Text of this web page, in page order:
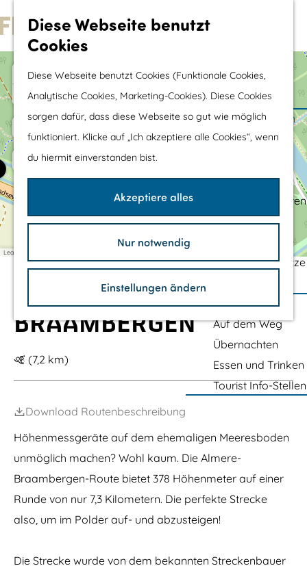
Diese Webseite benutzt
Cookies
Diese Webseite benutzt Cookies (Funktionale Cookies,
Analytische Cookies, Marketing-Cookies). Diese Cookies
sorgen dafür, dass diese Webseite so gut wie möglich
funktioniert. Klicke auf „Ich akzeptiere alle Cookies“, wenn
du hiermit einverstanden bist.
Akzeptiere alles
Nur notwendig
Einstellungen ändern
e
h
n
S
e
z
u
r
Shopping
Die schönsten Routen
Wandern
Rennradfahren
Schaluppenfahren
Mountainbiking
Fahrradrastplätze
Ihren Besuch Planen
Auf dem Weg
Übernachten
Essen und Trinken
Tourist Info-Stellen
+
−
Leaflet
MTB-ROUTE
BRAAMBERGEN
(7,2 km)
Download Routenbeschreibung
Höhenmessgeräte auf dem ehemaligen Meeresboden
unmöglich machen? Wohl kaum. Die Almere-
Braambergen-Route bietet 378 Höhenmeter auf einer
Runde von nur 7,3 Kilometern. Die perfekte Strecke
also, um im Polder auf- und abzusteigen!
Die Strecke wurde von dem bekannten Streckenbauer